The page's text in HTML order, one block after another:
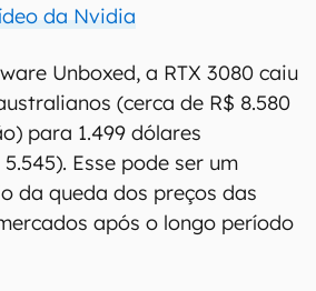
da Nvidia
Unboxed, a RTX 3080 caiu
(cerca de R$ 8.580
para 1.499 dólares
Esse pode ser um
da queda dos preços das
após o longo período